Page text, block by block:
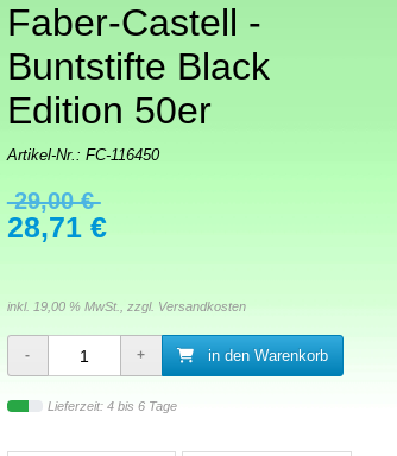
Faber-Castell -
Buntstifte Black
Edition 50er
Artikel-Nr.: FC-116450
29,00 €
28,71 €
inkl. 19,00 % MwSt., zzgl. Versandkosten
in den Warenkorb
Lieferzeit: 4 bis 6 Tage